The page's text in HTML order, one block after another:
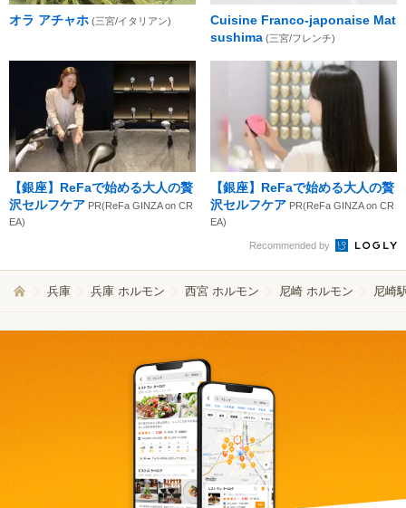
オラ アチャホ (三宮/イタリアン)
Cuisine Franco-japonaise Mat
sushima (三宮/フレンチ)
【銀座】ReFaで始める大人の贅
沢セルフケア PR(ReFa GINZA on CR
EA)
【銀座】ReFaで始める大人の贅
沢セルフケア PR(ReFa GINZA on CR
EA)
Recommended by
兵庫 兵庫 ホルモン 西宮 ホルモン 尼崎 ホルモン 尼崎